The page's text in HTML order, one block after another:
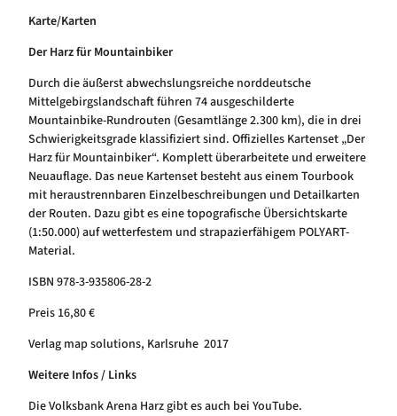
Karte/Karten
Der Harz für Mountainbiker
Durch die äußerst abwechslungsreiche norddeutsche
Mittelgebirgslandschaft führen 74 ausgeschilderte
Mountainbike-Rundrouten (Gesamtlänge 2.300 km), die in drei
Schwierigkeitsgrade klassifiziert sind. Offizielles Kartenset „Der
Harz für Mountainbiker“. Komplett überarbeitete und erweitere
Neuauflage. Das neue Kartenset besteht aus einem Tourbook
mit heraustrennbaren Einzelbeschreibungen und Detailkarten
der Routen. Dazu gibt es eine topografische Übersichtskarte
(1:50.000) auf wetterfestem und strapazierfähigem POLYART-
Material.
ISBN 978-3-935806-28-2
Preis 16,80 €
Verlag map solutions, Karlsruhe 2017
Weitere Infos / Links
Die Volksbank Arena Harz gibt es auch bei YouTube.